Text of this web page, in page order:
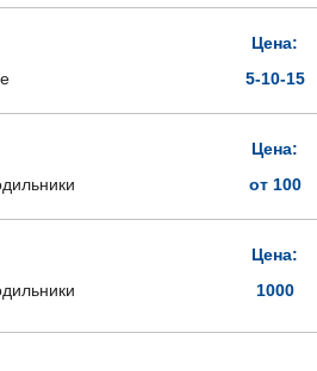
Цена:
5-10-15
Цена:
от 100
Цена:
1000